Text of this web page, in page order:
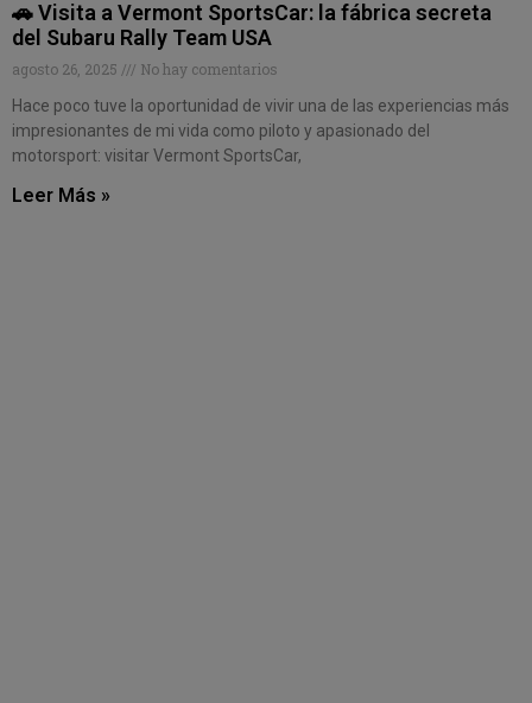
🚗 Visita a Vermont SportsCar: la fábrica secreta
del Subaru Rally Team USA
agosto 26, 2025
No hay comentarios
Hace poco tuve la oportunidad de vivir una de las experiencias más
impresionantes de mi vida como piloto y apasionado del
motorsport: visitar Vermont SportsCar,
Leer Más »